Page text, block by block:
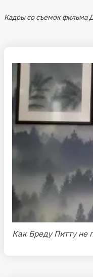
Кадры со съемок фильма
Как Бреду Питту не